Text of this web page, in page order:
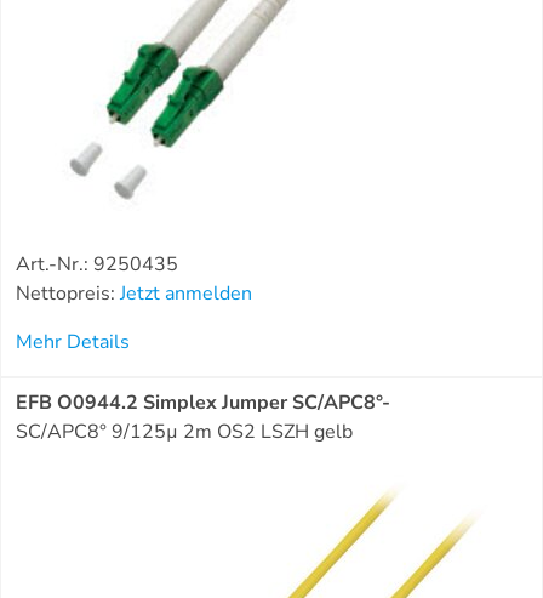
Art.-Nr.: 9250435
Nettopreis:Jetzt anmelden
Mehr Details
EFB O0944.2 Simplex Jumper SC/APC8°-
SC/APC8° 9/125µ 2m OS2 LSZH gelb